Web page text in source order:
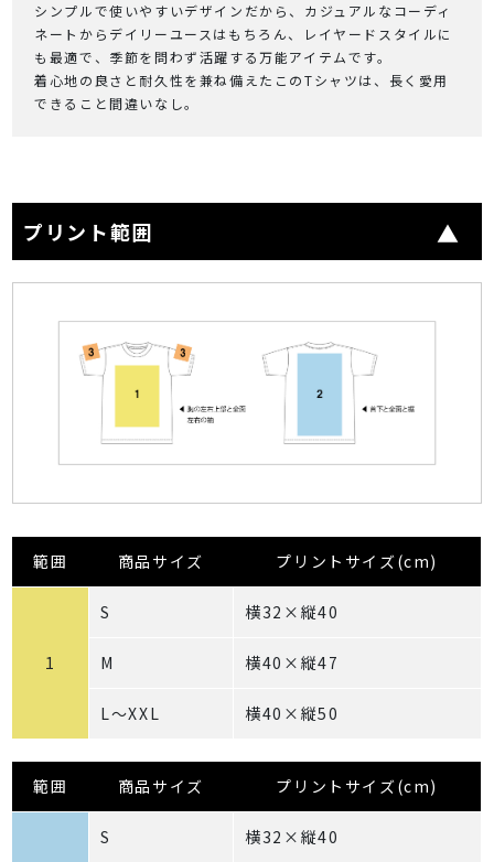
シンプルで使いやすいデザインだから、カジュアルなコーディ
ネートからデイリーユースはもちろん、レイヤードスタイルに
も最適で、季節を問わず活躍する万能アイテムです。
着心地の良さと耐久性を兼ね備えたこのTシャツは、長く愛用
できること間違いなし。
プリント範囲
範囲 商品サイズ プリントサイズ(cm)
1
S 横32×縦40
M 横40×縦47
L～XXL 横40×縦50
範囲 商品サイズ プリントサイズ(cm)
S 横32×縦40